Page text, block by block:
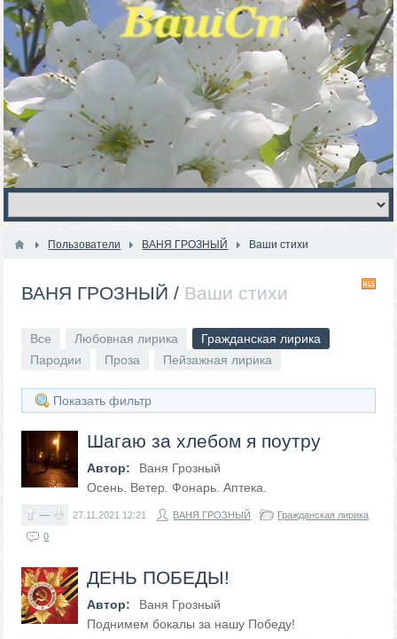
Пользователи ВАНЯ ГРОЗНЫЙ Ваши стихи
ВАНЯ ГРОЗНЫЙ / Ваши стихи
Все Любовная лирика
Гражданская лирика
Пародии
Проза Пейзажная лирика
Показать фильтр
Шагаю за хлебом я поутру
Автор:
Ваня Грозный
Осень. Ветер. Фонарь. Аптека.
— 27.11.2021 12:21 ВАНЯ ГРОЗНЫЙ
Гражданская лирика
0
ДЕНЬ ПОБЕДЫ!
Автор:
Ваня Грозный
Поднимем бокалы за нашу Победу!